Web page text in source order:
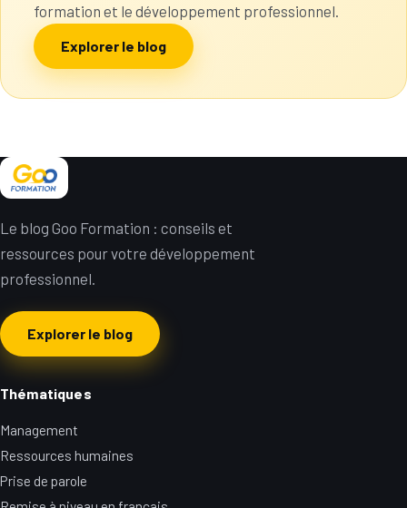
formation et le développement professionnel.
Explorer le blog
Le blog Goo Formation : conseils et
ressources pour votre développement
professionnel.
Explorer le blog
Thématiques
Management
Ressources humaines
Prise de parole